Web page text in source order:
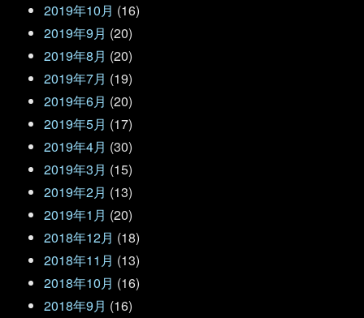
2019年10月 (16)
2019年9月 (20)
2019年8月 (20)
2019年7月 (19)
2019年6月 (20)
2019年5月 (17)
2019年4月 (30)
2019年3月 (15)
2019年2月 (13)
2019年1月 (20)
2018年12月 (18)
2018年11月 (13)
2018年10月 (16)
2018年9月 (16)